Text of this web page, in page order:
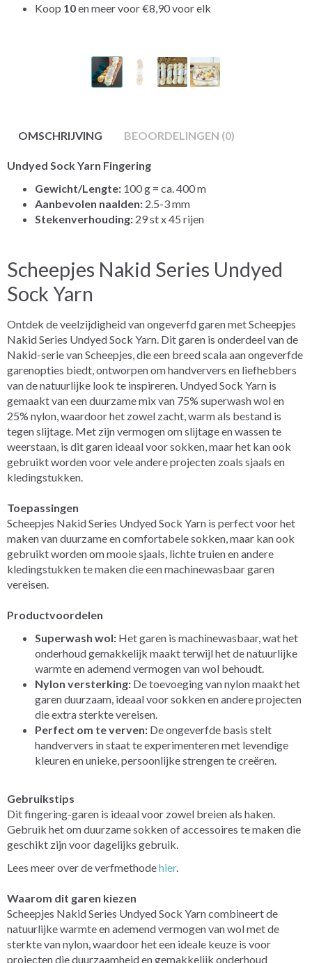
Koop 10en meer voor€8,90voor elk
OMSCHRIJVING BEOORDELINGEN (0)
Undyed Sock Yarn Fingering
Gewicht/Lengte: 100 g = ca. 400 m
Aanbevolen naalden: 2.5-3 mm
Stekenverhouding: 29 st x 45 rijen
Scheepjes Nakid Series Undyed
Sock Yarn
Ontdek de veelzijdigheid van ongeverfd garen met Scheepjes
Nakid Series Undyed Sock Yarn. Dit garen is onderdeel van de
Nakid-serie van Scheepjes, die een breed scala aan ongeverfde
garenopties biedt, ontworpen om handververs en liefhebbers
van de natuurlijke look te inspireren. Undyed Sock Yarn is
gemaakt van een duurzame mix van 75% superwash wol en
25% nylon, waardoor het zowel zacht, warm als bestand is
tegen slijtage. Met zijn vermogen om slijtage en wassen te
weerstaan, is dit garen ideaal voor sokken, maar het kan ook
gebruikt worden voor vele andere projecten zoals sjaals en
kledingstukken.
Toepassingen
Scheepjes Nakid Series Undyed Sock Yarn is perfect voor het
maken van duurzame en comfortabele sokken, maar kan ook
gebruikt worden om mooie sjaals, lichte truien en andere
kledingstukken te maken die een machinewasbaar garen
vereisen.
Productvoordelen
Superwash wol: Het garen is machinewasbaar, wat het
onderhoud gemakkelijk maakt terwijl het de natuurlijke
warmte en ademend vermogen van wol behoudt.
Nylon versterking: De toevoeging van nylon maakt het
garen duurzaam, ideaal voor sokken en andere projecten
die extra sterkte vereisen.
Perfect om te verven: De ongeverfde basis stelt
handververs in staat te experimenteren met levendige
kleuren en unieke, persoonlijke strengen te creëren.
Gebruikstips
Dit fingering-garen is ideaal voor zowel breien als haken.
Gebruik het om duurzame sokken of accessoires te maken die
geschikt zijn voor dagelijks gebruik.
Lees meer over de verfmethodehier.
Waarom dit garen kiezen
Scheepjes Nakid Series Undyed Sock Yarn combineert de
natuurlijke warmte en ademend vermogen van wol met de
sterkte van nylon, waardoor het een ideale keuze is voor
projecten die duurzaamheid en gemakkelijk onderhoud